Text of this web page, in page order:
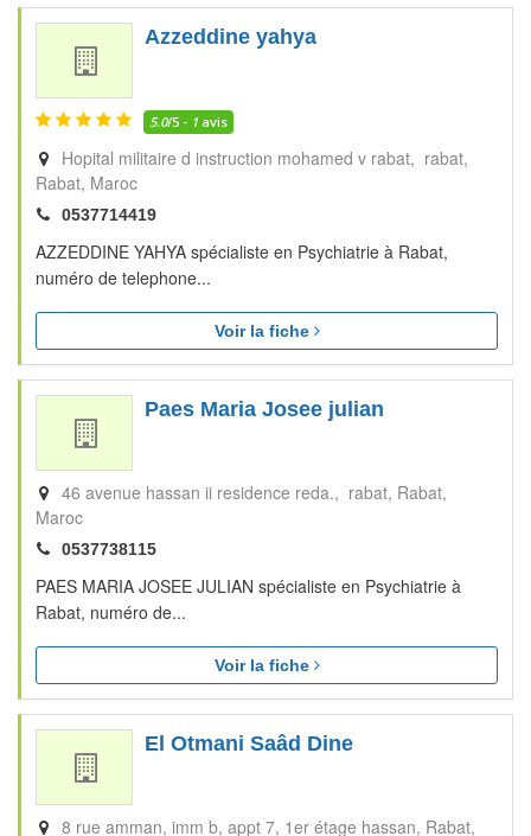
Azzeddine yahya
5.0/5 - 1 avis
Hopital militaire d instruction mohamed v rabat, rabat
Rabat Maroc
0537714419
AZZEDDINE YAHYA spécialiste en Psychiatrie à Rabat,
numéro de telephone...
Voir la fiche
Paes Maria Josee julian
46 avenue hassan ii residence reda., rabat Rabat
Maroc
0537738115
PAES MARIA JOSEE JULIAN spécialiste en Psychiatrie à
Rabat, numéro de...
Voir la fiche
El Otmani Saâd Dine
8 rue amman, imm b, appt 7, 1er étage hassan Rabat